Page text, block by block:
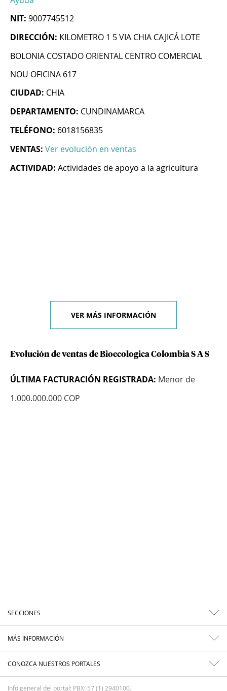
NIT: 9007745512
DIRECCIÓN: KILOMETRO 1 5 VIA CHIA CAJICÁ LOTE
BOLONIA COSTADO ORIENTAL CENTRO COMERCIAL
NOU OFICINA 617
CIUDAD: CHIA
DEPARTAMENTO: CUNDINAMARCA
TELÉFONO: 6018156835
VENTAS: Ver evolución en ventas
ACTIVIDAD: Actividades de apoyo a la agricultura
VER MÁS INFORMACIÓN
Evolución de ventas de Bioecologica Colombia S A S
ÚLTIMA FACTURACIÓN REGISTRADA: Menor de
1.000.000.000 COP
SECCIONES
MÁS INFORMACIÓN
CONOZCA NUESTROS PORTALES
Info general del portal: PBX: 57 (1) 2940100.